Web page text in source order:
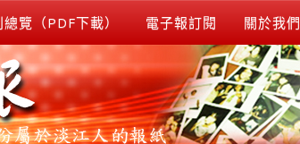
覽（PDF下載） 電子報訂閱 關於我們